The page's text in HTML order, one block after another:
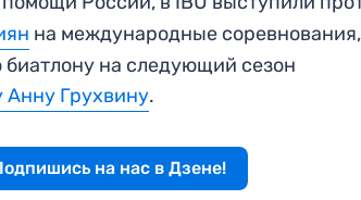
на международные
на следующий сезон
Грухвину.
на нас в Дзене!